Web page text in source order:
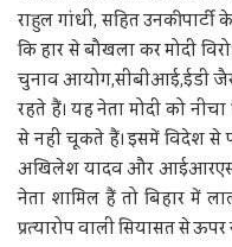
राहुल गांधी, सहित उनकी
कि हार से बौखला कर मोदी
चुनाव आयोग,सीबीआई,ईडी
रहते हैं। यह नेता मोदी को
से नहीं चूकते हैं। इसमें विदेश
अखिलेश यादव और आईआरएस
नेता शामिल हैं तो बिहार में
प्रत्यारोप वाली सियासत से